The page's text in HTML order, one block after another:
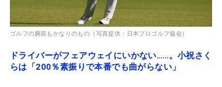
ゴルフの腕前もかなりのもの（写真提供：日本プロゴルフ協会）
ドライバーがフェアウェイにいかない……。小祝さく
らは「200％素振りで本番でも曲がらない」